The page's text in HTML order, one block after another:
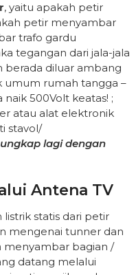
, yaitu apakah petir
petir menyambar
trafo gardu
tegangan dari jala-jala
berada diluar ambang
umum rumah tangga –
500Volt keatas! ;
atau alat elektronik
stavol/
lagi dengan
Antena TV
listrik statis dari petir
mengenai tunner dan
menyambar bagian /
datang melalui